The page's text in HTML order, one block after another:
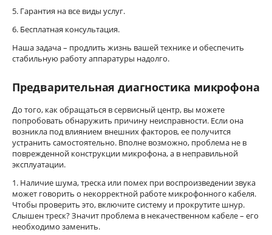
5. Гарантия на все виды услуг.
6. Бесплатная консультация.
Наша задача – продлить жизнь вашей технике и обеспечить
стабильную работу аппаратуры надолго.
Предварительная диагностика микрофона
До того, как обращаться в сервисный центр, вы можете
попробовать обнаружить причину неисправности. Если она
возникла под влиянием внешних факторов, ее получится
устранить самостоятельно. Вполне возможно, проблема не в
поврежденной конструкции микрофона, а в неправильной
эксплуатации.
1. Наличие шума, треска или помех при воспроизведении звука
может говорить о некорректной работе микрофонного кабеля.
Чтобы проверить это, включите систему и прокрутите шнур.
Слышен треск? Значит проблема в некачественном кабеле – его
необходимо заменить.